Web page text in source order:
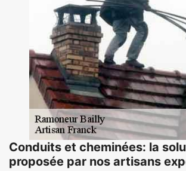
Conduits et cheminées: la
proposée par nos artisans